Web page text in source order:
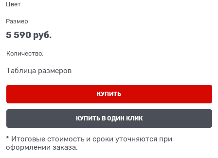
Цвет
Размер
5 590 руб.
Количество:
Таблица размеров
КУПИТЬ
КУПИТЬ В ОДИН КЛИК
* Итоговые стоимость и сроки уточняются при
оформлении заказа.